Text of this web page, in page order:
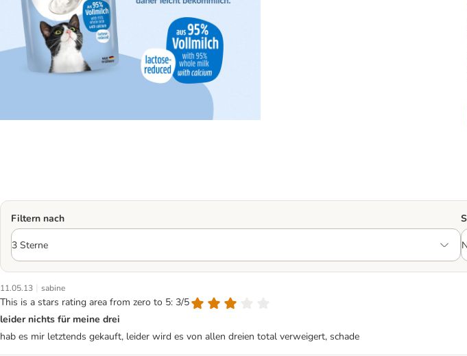
Filtern nach
11.05.13 | sabine
This is a stars rating area from zero to 5: 3/5
leider nichts für meine drei
hab es mir letztends gekauft, leider wird es von allen dreien total verweigert, schade